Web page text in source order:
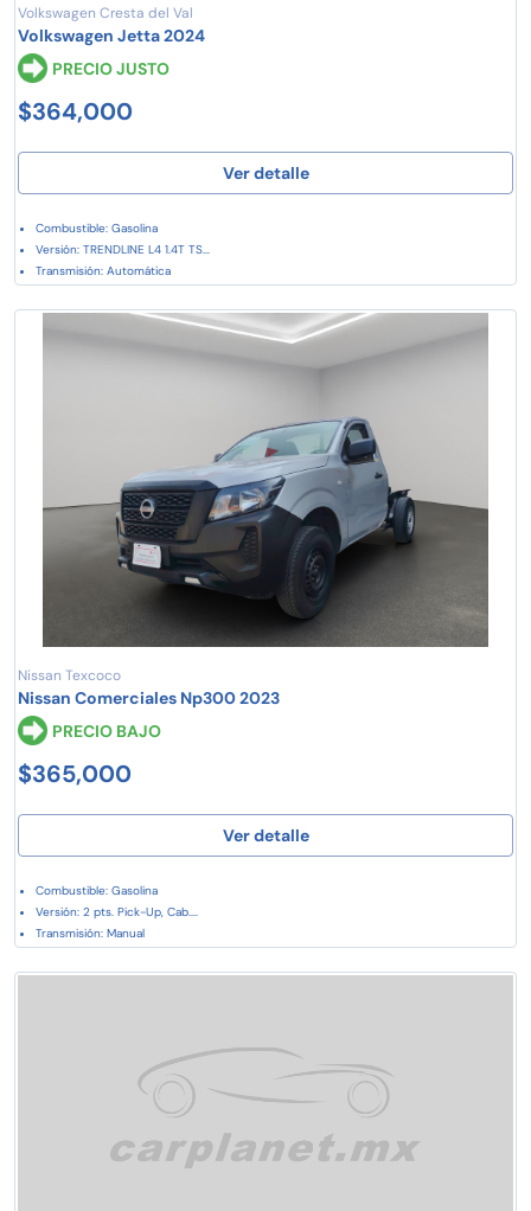
Volkswagen Cresta del Val
Volkswagen Jetta 2024
PRECIO JUSTO
$364,000
Ver detalle
Combustible: Gasolina
Versión: TRENDLINE L4 1.4T TS...
Transmisión: Automática
Nissan Texcoco
Nissan Comerciales Np300 2023
PRECIO BAJO
$365,000
Ver detalle
Combustible: Gasolina
Versión: 2 pts. Pick-Up, Cab....
Transmisión: Manual